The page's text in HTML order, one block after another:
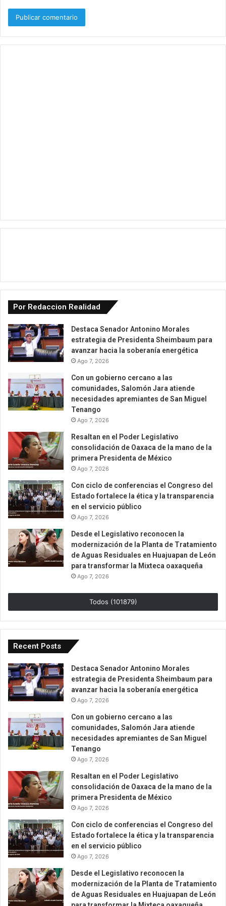
Por Redaccion Realidad
Destaca Senador Antonino Morales
estrategia de Presidenta Sheimbaum para
avanzar hacia la soberanía energética
Ago 7, 2026
Con un gobierno cercano a las
comunidades, Salomón Jara atiende
necesidades apremiantes de San Miguel
Tenango
Ago 7, 2026
Resaltan en el Poder Legislativo
consolidación de Oaxaca de la mano de la
primera Presidenta de México
Ago 7, 2026
Con ciclo de conferencias el Congreso del
Estado fortalece la ética y la transparencia
en el servicio público
Ago 7, 2026
Desde el Legislativo reconocen la
modernización de la Planta de Tratamiento
de Aguas Residuales en Huajuapan de León
para transformar la Mixteca oaxaqueña
Ago 7, 2026
Todos (101879)
Recent Posts
Destaca Senador Antonino Morales
estrategia de Presidenta Sheimbaum para
avanzar hacia la soberanía energética
Ago 7, 2026
Con un gobierno cercano a las
comunidades, Salomón Jara atiende
necesidades apremiantes de San Miguel
Tenango
Ago 7, 2026
Resaltan en el Poder Legislativo
consolidación de Oaxaca de la mano de la
primera Presidenta de México
Ago 7, 2026
Con ciclo de conferencias el Congreso del
Estado fortalece la ética y la transparencia
en el servicio público
Ago 7, 2026
Desde el Legislativo reconocen la
modernización de la Planta de Tratamiento
de Aguas Residuales en Huajuapan de León